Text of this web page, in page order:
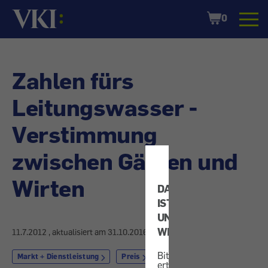
DATENSCHUTZ
IST
UNS
WICHTIG!
Bitte
erteilen
Startseite
Shopping
Cart
0
Zahlen fürs
Leitungswasser -
Verstimmung
zwischen Gästen und
Wirten
11.7.2012 , aktualisiert am 31.10.2016
Markt + Dienstleistung Preis